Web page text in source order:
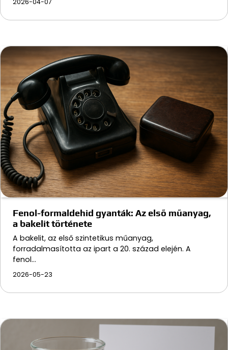
2026-04-07
Fenol-formaldehid gyanták: Az első műanyag,
a bakelit története
A bakelit, az első szintetikus műanyag,
forradalmasította az ipart a 20. század elején. A
fenol…
2026-05-23